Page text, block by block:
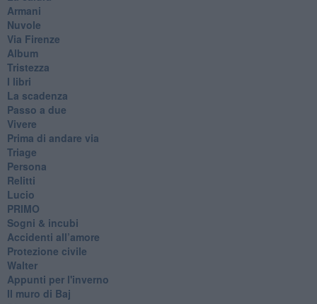
Armani
Nuvole
Via Firenze
Album
Tristezza
I libri
La scadenza
Passo a due
Vivere
Prima di andare via
Triage
Persona
Relitti
Lucio
PRIMO
Sogni & incubi
Accidenti all’amore
Protezione civile
Walter
Appunti per l'inverno
Il muro di Baj